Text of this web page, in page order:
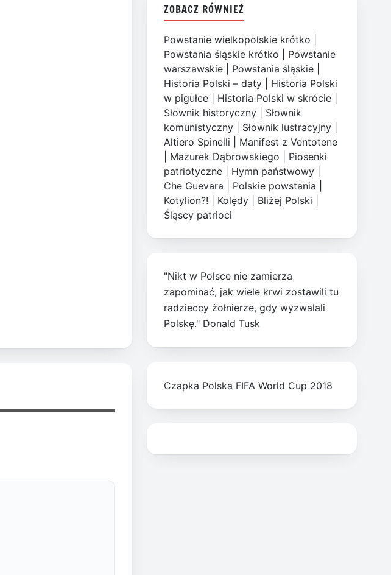
ZOBACZ RÓWNIEŻ
Powstanie wielkopolskie krótko
Powstania śląskie krótko
Powstanie
warszawskie
Powstania śląskie
Historia Polski – daty
Historia Polski
w pigułce
Historia Polski w skrócie
Słownik historyczny
Słownik
komunistyczny
Słownik lustracyjny
Altiero Spinelli
Manifest z Ventotene
Mazurek Dąbrowskiego
Piosenki
patriotyczne
Hymn państwowy
Che Guevara
Polskie powstania
Kotylion?!
Kolędy Bliżej Polski
Śląscy patrioci
"Nikt w Polsce nie zamierza
zapominać, jak wiele krwi zostawili tu
radzieccy żołnierze, gdy wyzwalali
Polskę." Donald Tusk
Czapka Polska FIFA World Cup 2018